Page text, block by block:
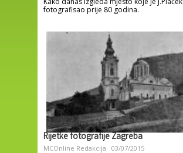
fotografisao prije 80 godina.
Rijetke fotografije Zagreba
MCOnline Redakcija 03/07/2015